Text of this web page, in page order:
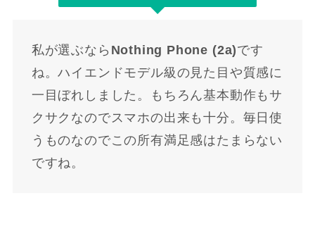
私が選ぶなら Nothing Phone (2a)です
ね。ハイエンドモデル級の見た目や質感に
一目ぼれしました。もちろん基本動作もサ
クサクなのでスマホの出来も十分。毎日使
うものなのでこの所有満足感はたまらない
ですね。